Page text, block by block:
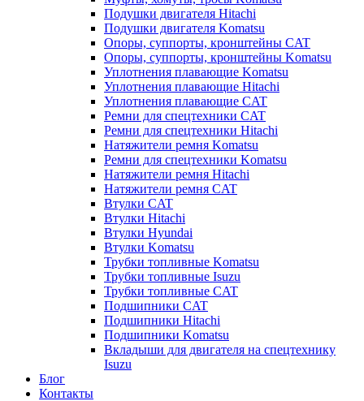
Подушки двигателя Hitachi
Подушки двигателя Komatsu
Опоры, суппорты, кронштейны CAT
Опоры, суппорты, кронштейны Komatsu
Уплотнения плавающие Komatsu
Уплотнения плавающие Hitachi
Уплотнения плавающие CAT
Ремни для спецтехники CAT
Ремни для спецтехники Hitachi
Натяжители ремня Komatsu
Ремни для спецтехники Komatsu
Натяжители ремня Hitachi
Натяжители ремня CAT
Втулки CAT
Втулки Hitachi
Втулки Hyundai
Втулки Komatsu
Трубки топливные Komatsu
Трубки топливные Isuzu
Трубки топливные CAT
Подшипники CAT
Подшипники Hitachi
Подшипники Komatsu
Вкладыши для двигателя на спецтехнику
Isuzu
Блог
Контакты